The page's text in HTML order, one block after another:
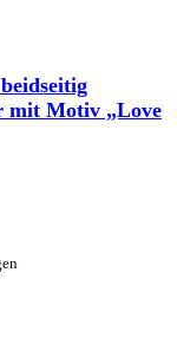
mit Motiv „Love